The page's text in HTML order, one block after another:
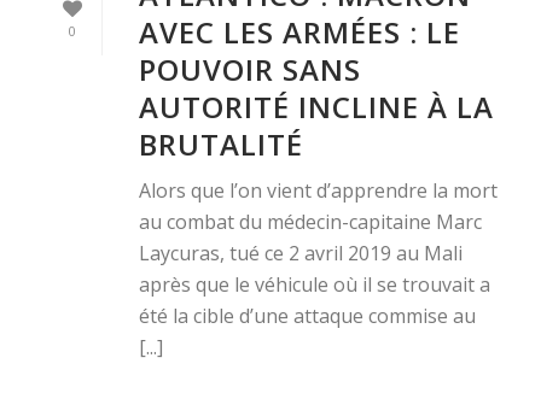
0
AVEC LES ARMÉES : LE
POUVOIR SANS
AUTORITÉ INCLINE À LA
BRUTALITÉ
Alors que l’on vient d’apprendre la mort
au combat du médecin-capitaine Marc
Laycuras, tué ce 2 avril 2019 au Mali
après que le véhicule où il se trouvait a
été la cible d’une attaque commise au
[...]